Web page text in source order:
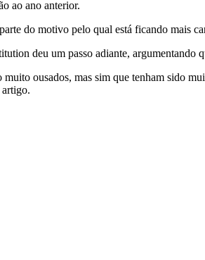
ao ano anterior.
do motivo pelo qual está ficando mais
deu um passo adiante, argumentando
ousados, mas sim que tenham sido
artigo.